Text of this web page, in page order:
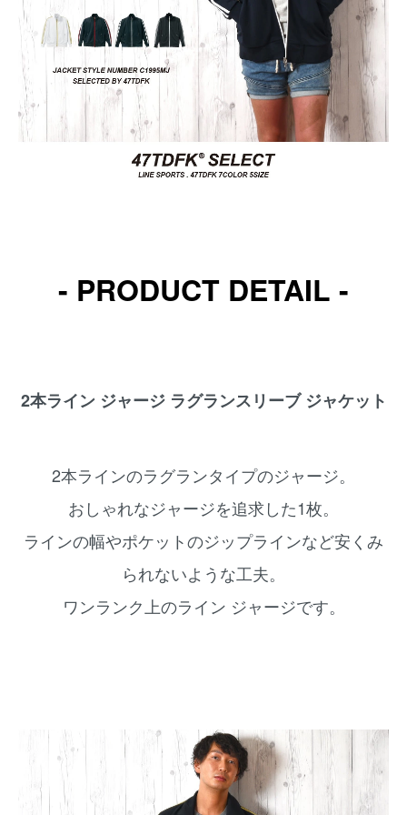
- PRODUCT DETAIL -
2本ライン ジャージ ラグランスリーブ ジャケット
2本ラインのラグランタイプのジャージ。
おしゃれなジャージを追求した1枚。
ラインの幅やポケットのジップラインなど安くみ
られないような工夫。
ワンランク上のライン ジャージです。